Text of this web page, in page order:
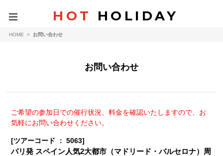
toggle
navigation
HOT HOLIDAY
HOME > お問い合わせ
お問い合わせ
ご希望の参加日での催行状況、料金を確認いたしますので、お
気軽にお問い合わせください。
[ツアーコード ： 5063]
パリ発 スペイン人気2大都市（マドリード・バルセロナ）周